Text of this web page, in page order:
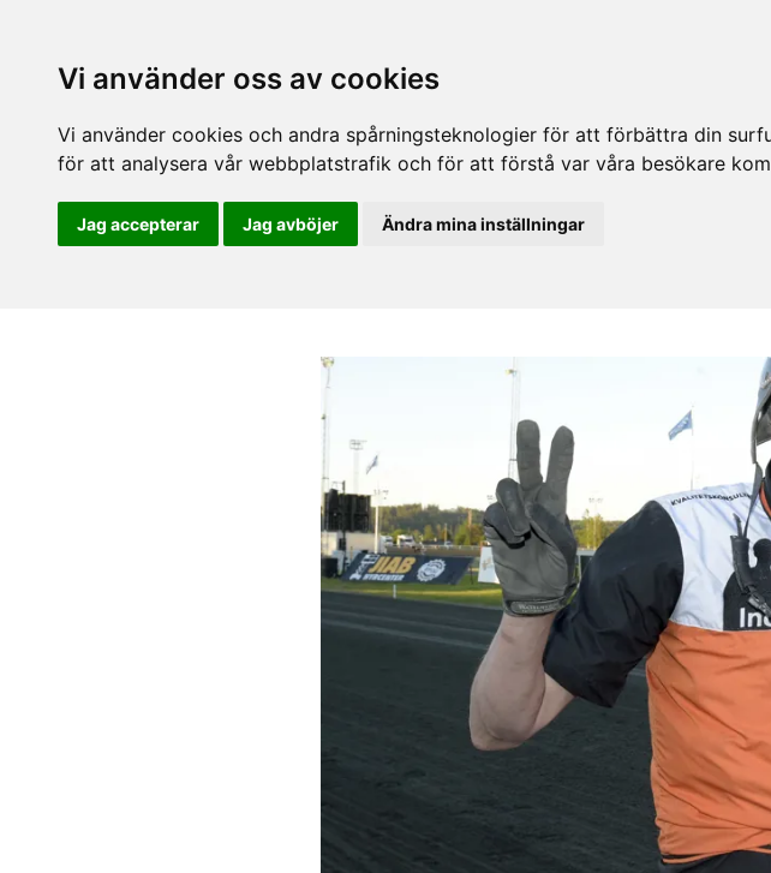
Vi använder oss av cookies
Vi använder cookies och andra spårningsteknologier för att förbättra din
för att analysera vår webbplatstrafik och för att förstå var våra besökare
Jag accepterar Jag avböjer Ändra mina inställningar